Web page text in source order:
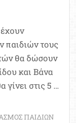
παιδιών τους
θα δώσουν
και Βάνα
στις 5 …
ΠΑΙΔΙΩΝ